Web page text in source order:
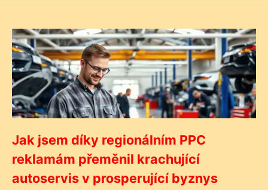
Jak jsem díky regionálním PPC
reklamám přeměnil krachující
autoservis v prosperující byznys